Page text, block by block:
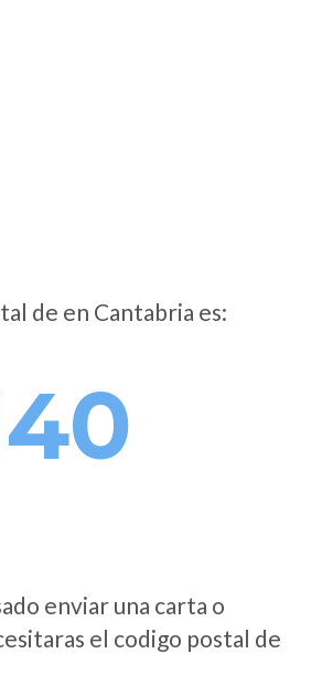
de en Cantabria es:
enviar una carta o
el codigo postal de